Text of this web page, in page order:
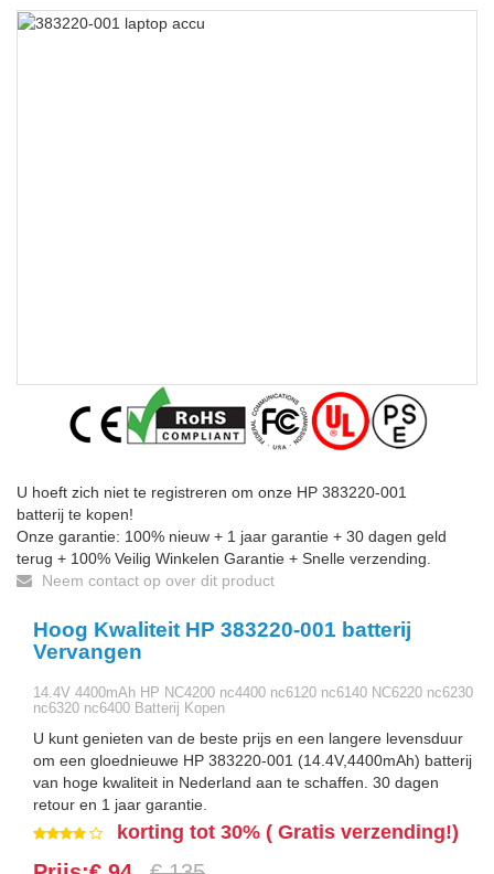
U hoeft zich niet te registreren om onze HP 383220-001
batterij te kopen!
Onze garantie: 100% nieuw + 1 jaar garantie + 30 dagen geld
terug + 100% Veilig Winkelen Garantie + Snelle verzending.
Neem contact op over dit product
Hoog Kwaliteit HP 383220-001 batterij
Vervangen
14.4V 4400mAh HP NC4200 nc4400 nc6120 nc6140 NC6220 nc6230
nc6320 nc6400 Batterij Kopen
U kunt genieten van de beste prijs en een langere levensduur
om een gloednieuwe HP 383220-001 (14.4V,4400mAh) batterij
van hoge kwaliteit in Nederland aan te schaffen. 30 dagen
retour en 1 jaar garantie.
korting tot 30% ( Gratis verzending!)